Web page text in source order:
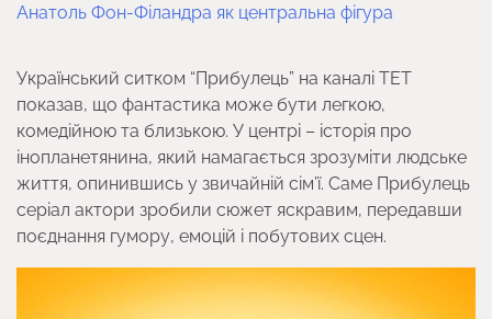
Анатоль Фон-Філандра як центральна фігура
Український ситком “Прибулець” на каналі ТЕТ
показав, що фантастика може бути легкою,
комедійною та близькою. У центрі – історія про
інопланетянина, який намагається зрозуміти людське
життя, опинившись у звичайній сім’ї. Саме Прибулець
серіал актори зробили сюжет яскравим, передавши
поєднання гумору, емоцій і побутових сцен.